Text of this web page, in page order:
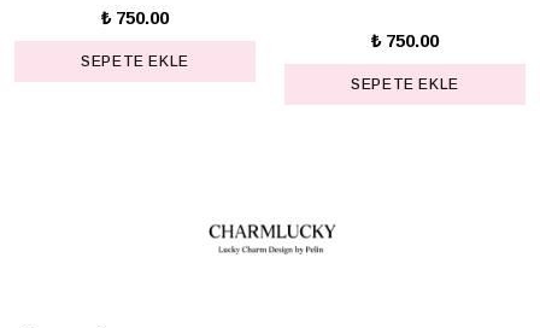
₺ 750.00
SEPETE EKLE
₺ 750.00
SEPETE EKLE